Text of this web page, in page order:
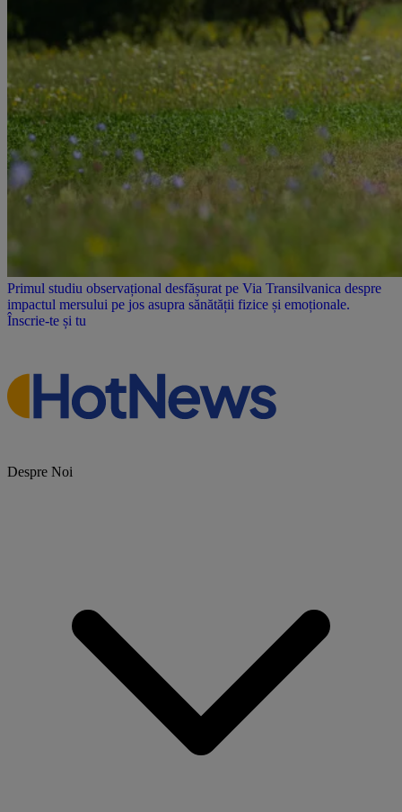
Primul studiu observațional desfășurat pe Via Transilvanica despre
impactul mersului pe jos asupra sănătății fizice și emoționale.
Înscrie-te și tu
Despre Noi